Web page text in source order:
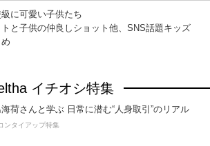
に可愛い子供たち
と子供の仲良しショット他、SNS話題キッズ
イチオシ特集
海荷さんと学ぶ 日常に潜む“人身取引”のリアル
ンタイアップ特集